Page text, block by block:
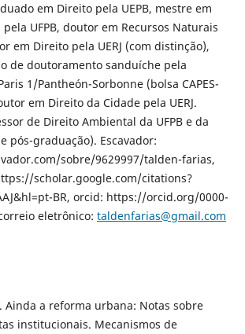
em Direito pela UEPB, mestre em
UFPB, doutor em Recursos Naturais
em Direito pela UERJ (com distinção),
de doutoramento sanduíche pela
1/Pantheón-Sorbonne (bolsa CAPES-
em Direito da Cidade pela UERJ.
de Direito Ambiental da UFPB e da
pós-graduação). Escavador:
sobre/9629997/talden-farias,
scholar.google.com/citations?
BR, orcid: https://orcid.org/0000-
eletrônico: taldenfarias@gmail.com
Ainda a reforma urbana: Notas sobre
institucionais. Mecanismos de